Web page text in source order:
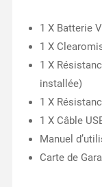
1 X Batterie
1 X
1 X
installée)
1 X
1 X Câble
Manuel
Carte de